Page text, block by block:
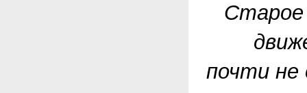
Старое
почти не